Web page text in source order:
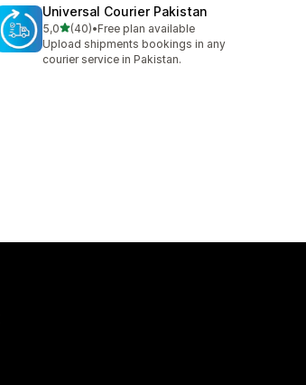
Universal Courier Pakistan
5,0stelle su 5
(40)
40 recensioni totali
•Free plan available
Upload shipments bookings in any
courier service in Pakistan.